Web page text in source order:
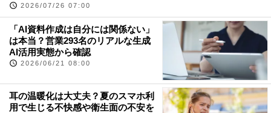
2026/07/26 07:00
「AI資料作成は自分には関係ない」
は本当？営業293名のリアルな生成
AI活用実態から確認
2026/06/21 08:00
耳の温暖化は大丈夫？夏のスマホ利
用で生じる不快感や衛生面の不安を